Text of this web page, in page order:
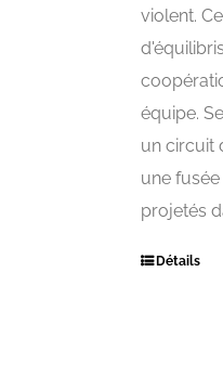
violent.
équipe.
un circuit
une
projetés
Détails